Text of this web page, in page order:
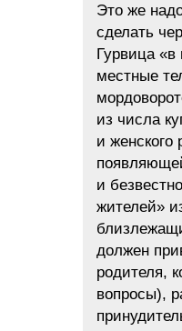
Это же
сделать
Гурвица «в
местные
из числа
и женского
и
жителей»
должен
родителя,
вопросы),